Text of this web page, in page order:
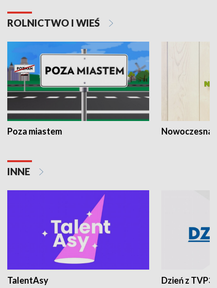
ROLNICTWO I WIEŚ
Poza miastem Nowoczesna
INNE
TalentAsy Dzień z TVP3